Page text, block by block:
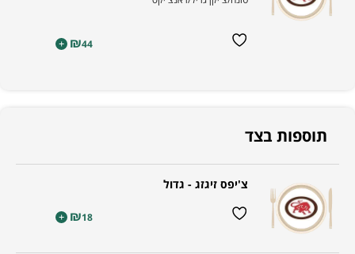
₪44
+
תוספות בצד
צ'יפס זיגזג - גדול
₪18
+